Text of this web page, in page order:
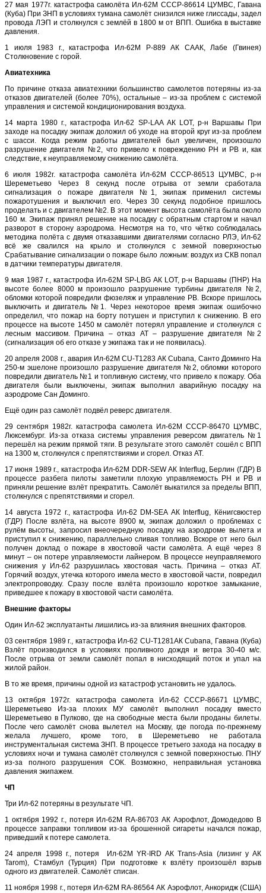
27 мая 1977г. катастрофа самолёта Ил-62М СССР-86614 ЦУМВС, Гавана
(Куба) При ЗНП в условиях тумана самолёт снизился ниже глиссады, задел
провода ЛЭП и столкнулся с землёй в 1800 м от ВПП. Ошибка в выставке
давления.
1 июля 1983 г., катастрофа Ил-62М Р-889 АК СААК, Лабе (Гвинея)
Столкновение с горой.
Авиатехника
По причине отказа авиатехники большинство самолетов потеряны из-за
отказов двигателей (более 70%), остальные – из-за проблем с системой
управления и системой кондиционирования воздуха.
14 марта 1980 г., катастрофа Ил-62 SP-LAA АК LOT, р-н Варшавы При
заходе на посадку экипаж доложил об уходе на второй круг из-за проблем
с шасси. Когда режим работы двигателей был увеличен, произошло
разрушение двигателя №2, что привело к повреждению РН и РВ и, как
следствие, к неуправляемому снижению самолёта.
6 июля 1982г. катастрофа самолёта Ил-62М СССР-86513 ЦУМВС, р-н
Шереметьево Через 8 секунд после отрыва от земли сработала
сигнализация о пожаре двигателя №1, экипаж применил системы
пожаротушения и выключил его. Через 30 секунд подобное пришлось
проделать и с двигателем №2. В этот момент высота самолёта была около
160 м. Экипаж принял решение на посадку с обратным стартом и начал
разворот в сторону аэродрома. Несмотря на то, что чётко соблюдалась
методика полёта с двумя отказавшими двигателями согласно РЛЭ, Ил-62
всё же свалился на крыло и столкнулся с земной поверхностью
Срабатывание сигнализации о пожаре было ложным: воздух из СКВ попал
в датчики температуры двигателя.
9 мая 1987 г., катастрофа Ил-62М SP-LBG АК LOT, р-н Варшавы (ПНР) На
высоте более 8000 м произошло разрушение турбины двигателя №2,
обломки которой повредили фюзеляж и управление РВ. Вскоре пришлось
выключить и двигатель №1. Через некоторое время экипаж ошибочно
определил, что пожар на борту потушен и приступил к снижению. В его
процессе на высоте 1450 м самолёт потерял управление и столкнулся с
лесным массивом. Причина – отказ АТ – разрушение двигателя №2
(сигнализация об его отказе у экипажа так и не появилась).
20 апреля 2008 г., авария Ил-62М CU-T1283 АК Cubana, Санто Доминго На
250-м эшелоне произошло разрушение двигателя №2, обломки которого
повредили двигатель №1 и топливную систему, что привело к пожару. Оба
двигателя были выключены, экипаж выполнил аварийную посадку на
аэродроме Сан Доминго.
Ещё один раз самолёт подвёл реверс двигателя.
29 сентября 1982г. катастрофа самолета Ил-62М СССР-86470 ЦУМВС,
Люксембург. Из-за отказа системы управления реверсом двигатель №1
перешёл на режим прямой тяги. В результате этого самолёт сошёл с ВПП
на 1300 м, столкнулся с препятствиями и сгорел. Отказ АТ.
17 июня 1989 г., катастрофа Ил-62М DDR-SEW АК Interflug, Берлин (ГДР) В
процессе разбега пилоты заметили плохую управляемость РН и РВ и
приняли решение взлёт прекратить. Самолёт выкатился за пределы ВПП,
столкнулся с препятствиями и сгорел.
14 августа 1972 г., катастрофа Ил-62 DM-SEA АК Interflug, Кёнигсвюстер
(ГДР) После взлёта, на высоте 8900 м, экипаж доложил о проблемах с
рулём высоты, запросил внеочередную посадку на аэродроме вылета и
приступил к снижению, параллельно сливая топливо. Вскоре от него был
получен доклад о пожаре в хвостовой части самолёта. А ещё через 8
минут – он потере управляемости лайнером. В процессе неуправляемого
снижения у Ил-62 разрушилась хвостовая часть. Причина – отказ АТ.
Горячий воздух, утечка которого имела место в хвостовой части, повредил
электропроводку. Сразу после взлёта произошло короткое замыкание,
приведшее к пожару в хвостовой части самолёта.
Внешние факторы
Один Ил-62 эксплуатанты лишились из-за влияния внешних факторов.
03 сентября 1989 г., катастрофа Ил-62 CU-T1281АК Cubana, Гавана (Куба)
Взлёт производился в условиях проливного дождя и ветра 30-40 м/с.
После отрыва от земли самолёт попал в нисходящий поток и упал на
жилой район.
В то же время, причины одной из катастроф установить не удалось.
13 октября 1972г. катастрофа самолета Ил-62 СССР-86671 ЦУМВС,
Шереметьево Из-за плохих МУ самолёт выполнил посадку вместо
Шереметьево в Пулково, где на свободные места были проданы билеты.
После чего самолёт снова вылетел на Москву, где погода по-прежнему
желала лучшего, кроме того, в Шереметьево не работала
инструментальная система ЗНП. В процессе третьего захода на посадку в
условиях ночи и тумана самолёт столкнулся с земной поверхностью. ПНУ
из-за полного разрушения СОК. Возможно, неправильная установка
давления экипажем.
ЧП
Три Ил-62 потеряны в результате ЧП.
1 октября 1992 г., потеря Ил-62М RA-86703 АК Аэрофлот, Домодедово В
процессе заправки топливом из-за брошенной сигареты начался пожар,
приведший к потере самолета.
24 апреля 1998 г., потеря Ил-62М YR-IRD АК Trans-Asia (лизинг у АК
Tarom), Стамбул (Турция) При подготовке к взлёту произошёл взрыв
одного из двигателей. Самолёт списан.
11 ноября 1998 г., потеря Ил-62М RA-86564 АК Аэрофлот, Анкоридж (США)